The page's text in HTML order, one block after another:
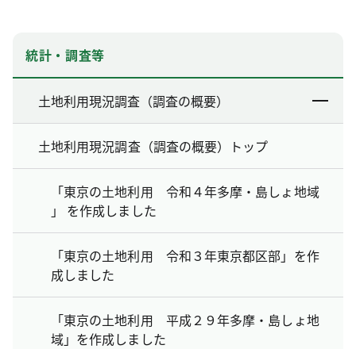
統計・調査等
土地利用現況調査（調査の概要）
土地利用現況調査（調査の概要）トップ
「東京の土地利用 令和４年多摩・島しょ地域
」 を作成しました
「東京の土地利用 令和３年東京都区部」を作
成しました
「東京の土地利用 平成２９年多摩・島しょ地
域」を作成しました